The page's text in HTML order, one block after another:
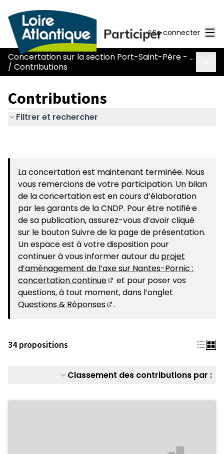
Se connecter
Concertation sur la section Port-Saint-Père - Le Pont Béranger de la route Nantes-Pornic
/ Contributions
Contributions
Filtrer et rechercher
La concertation est maintenant terminée. Nous
vous remercions de votre participation. Un bilan
de la concertation est en cours d’élaboration
par les garants de la CNDP. Pour être notifié·e
de sa publication, assurez-vous d’avoir cliqué
sur le bouton Suivre de la page de présentation.
Un espace est à votre disposition pour
continuer à vous informer autour du projet
d’aménagement de l’axe sur Nantes-Pornic :
concertation continue
(S'ouvre dans un nouvel
et pour poser vos
questions, à tout moment, dans l’onglet
Questions & Réponses
.
34 propositions
Classement des contributions par :